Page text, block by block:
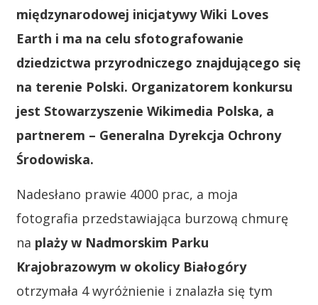
międzynarodowej inicjatywy Wiki Loves
Earth i ma na celu sfotografowanie
dziedzictwa przyrodniczego znajdującego się
na terenie Polski. Organizatorem konkursu
jest Stowarzyszenie Wikimedia Polska, a
partnerem – Generalna Dyrekcja Ochrony
Środowiska.
Nadesłano prawie 4000 prac, a moja
fotografia przedstawiająca burzową chmurę
na plaży w Nadmorskim Parku
Krajobrazowym w okolicy Białogóry
otrzymała 4 wyróżnienie i znalazła się tym